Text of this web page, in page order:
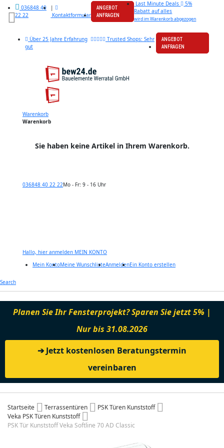
036848 40
22 22
|
Kontaktformular
ANGEBOT
ANFRAGEN
Last Minute Deals
5%
Rabatt auf alles
wird im Warenkorb abgezogen
Über 25 Jahre Erfahrung
Trusted Shops: Sehr
gut
ANGEBOT
ANFRAGEN
Warenkorb
Warenkorb
Sie haben keine Artikel in Ihrem Warenkorb.
036848 40 22 22Mo - Fr: 9 - 16 Uhr
Hallo, hier anmelden MEIN KONTO
Mein KontoMeine WunschlisteAnmeldenEin Konto erstellen
Search
Planen Sie Ihr Fensterprojekt? Sparen Sie jetzt 5% |
Nur bis 31.08.2026
➔ Jetzt kostenlosen Beratungstermin
vereinbaren
Startseite Terrassentüren
PSK Türen Kunststoff
Veka PSK Türen Kunststoff
PSK Tür Kunststoff Veka Softline 70 AD Classic